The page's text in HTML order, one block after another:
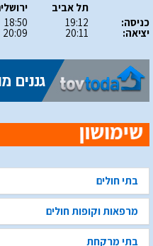
כניסה:
יציאה:
תל אביב
19:12
20:11
18:50
20:09
בתי חולים
מרפאות וקופות חולים
בתי מרקחת